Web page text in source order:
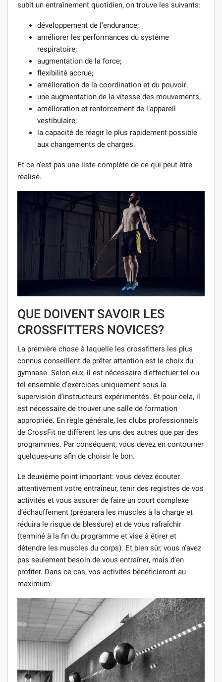
subit un entraînement quotidien, on trouve les suivants:
développement de l’endurance;
améliorer les performances du système
respiratoire;
augmentation de la force;
flexibilité accrue;
amélioration de la coordination et du pouvoir;
une augmentation de la vitesse des mouvements;
amélioration et renforcement de l’appareil
vestibulaire;
la capacité de réagir le plus rapidement possible
aux changements de charges.
Et ce n’est pas une liste complète de ce qui peut être
réalisé.
QUE DOIVENT SAVOIR LES
CROSSFITTERS NOVICES?
La première chose à laquelle les crossfitters les plus
connus conseillent de prêter attention est le choix du
gymnase. Selon eux, il est nécessaire d’effectuer tel ou
tel ensemble d’exercices uniquement sous la
supervision d’instructeurs expérimentés. Et pour cela, il
est nécessaire de trouver une salle de formation
appropriée. En règle générale, les clubs professionnels
de CrossFit ne diffèrent les uns des autres que par des
programmes. Par conséquent, vous devez en contourner
quelques-uns afin de choisir le bon.
Le deuxième point important: vous devez écouter
attentivement votre entraîneur, tenir des registres de vos
activités et vous assurer de faire un court complexe
d’échauffement (préparera les muscles à la charge et
réduira le risque de blessure) et de vous rafraîchir
(terminé à la fin du programme et vise à étirer et
détendre les muscles du corps). Et bien sûr, vous n’avez
pas seulement besoin de vous entraîner, mais d’en
profiter. Dans ce cas, vos activités bénéficieront au
maximum.